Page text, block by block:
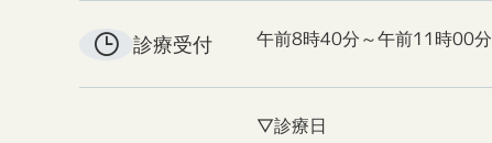
診療受付 午前8時40分～午前11時00分
▽診療日